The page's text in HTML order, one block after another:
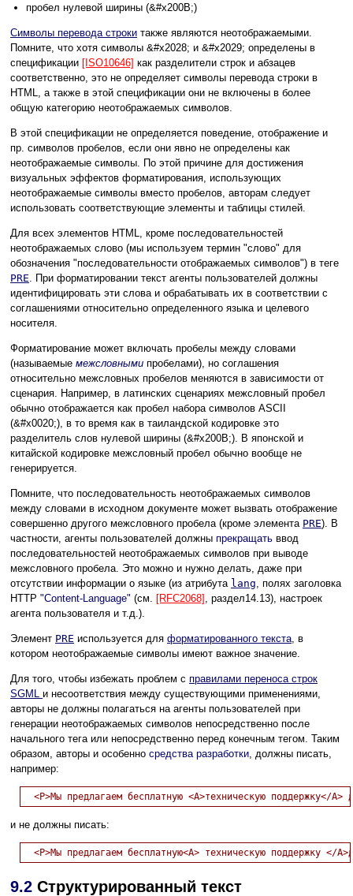
пробел нулевой ширины (&#x200B;)
Символы перевода строки также являются неотображаемыми.
Помните, что хотя символы &#x2028; и &#x2029; определены в
спецификации [ISO10646] как разделители строк и абзацев
соответственно, это не определяет символы перевода строки в
HTML, а также в этой спецификации они не включены в более
общую категорию неотображаемых символов.
В этой спецификации не определяется поведение, отображение и
пр. символов пробелов, если они явно не определены как
неотображаемые символы. По этой причине для достижения
визуальных эффектов форматирования, использующих
неотображаемые символы вместо пробелов, авторам следует
использовать соответствующие элементы и таблицы стилей.
Для всех элементов HTML, кроме последовательностей
неотображаемых слово (мы используем термин "слово" для
обозначения "последовательности отображаемых символов") в теге
PRE . При форматировании текст агенты пользователей должны
идентифицировать эти слова и обрабатывать их в соответствии с
соглашениями относительно определенного языка и целевого
носителя.
Форматирование может включать пробелы между словами
(называемые межсловными пробелами), но соглашения
относительно межсловных пробелов меняются в зависимости от
сценария. Например, в латинских сценариях межсловный пробел
обычно отображается как пробел набора символов ASCII
(&#x0020;), в то время как в таиландской кодировке это
разделитель слов нулевой ширины (&#x200B;). В японской и
китайской кодировке межсловный пробел обычно вообще не
генерируется.
Помните, что последовательность неотображаемых символов
между словами в исходном документе может вызвать отображение
совершенно другого межсловного пробела (кроме элемента PRE). В
частности, агенты пользователей должны прекращать ввод
последовательностей неотображаемых символов при выводе
межсловного пробела. Это можно и нужно делать, даже при
отсутствии информации о языке (из атрибута lang , полях заголовка
HTTP "Content-Language" (см. [RFC2068] , раздел14.13), настроек
агента пользователя и т.д.).
Элемент PRE используется для форматированного текста , в
котором неотображаемые символы имеют важное значение.
Для того, чтобы избежать проблем с правилами переноса строк
SGML и несоответствия между существующими применениями,
авторы не должны полагаться на агенты пользователей при
генерации неотображаемых символов непосредственно после
начального тега или непосредственно перед конечным тегом. Таким
образом, авторы и особенно средства разработки , должны писать,
например:
и не должны писать:
9.2 Структурированный текст